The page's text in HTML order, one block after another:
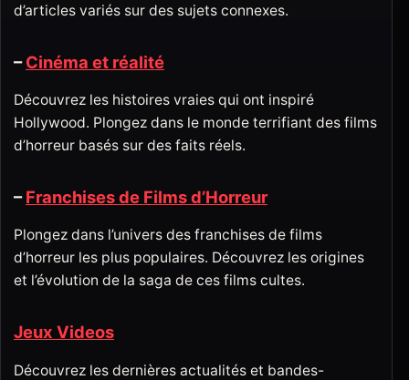
d’articles variés sur des sujets connexes.
–Cinéma et réalité
Découvrez les histoires vraies qui ont inspiré
Hollywood. Plongez dans le monde terrifiant des films
d’horreur basés sur des faits réels.
–Franchises de Films d’Horreur
Plongez dans l’univers des franchises de films
d’horreur les plus populaires. Découvrez les origines
et l’évolution de la saga de ces films cultes.
Jeux Videos
Découvrez les dernières actualités et bandes-